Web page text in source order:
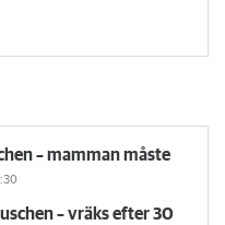
– mamman måste
– vräks efter 30